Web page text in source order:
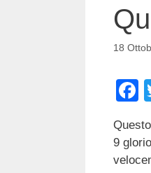
18
c
e
9